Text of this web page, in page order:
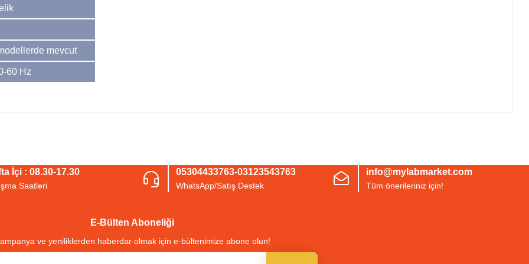
mevcut
60 Hz
İçi : 08.30-17.30
Saatleri
05304433763-03123543763
WhatsApp/Satış Destek
info@mylabmarket.com
Tüm önerileriniz için!
E-Bülten Aboneliği
ve yeniliklerden haberdar olmak için e-bültenimize abone olun!